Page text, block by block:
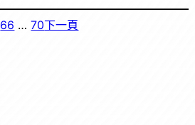
66 … 70下一頁